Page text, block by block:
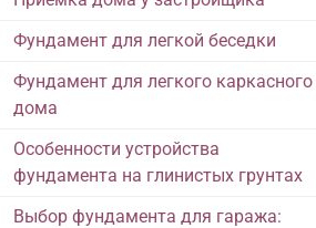
Фундамент для легкой беседки
Фундамент для легкого каркасного
дома
Особенности устройства
фундамента на глинистых грунтах
Выбор фундамента для гаража: